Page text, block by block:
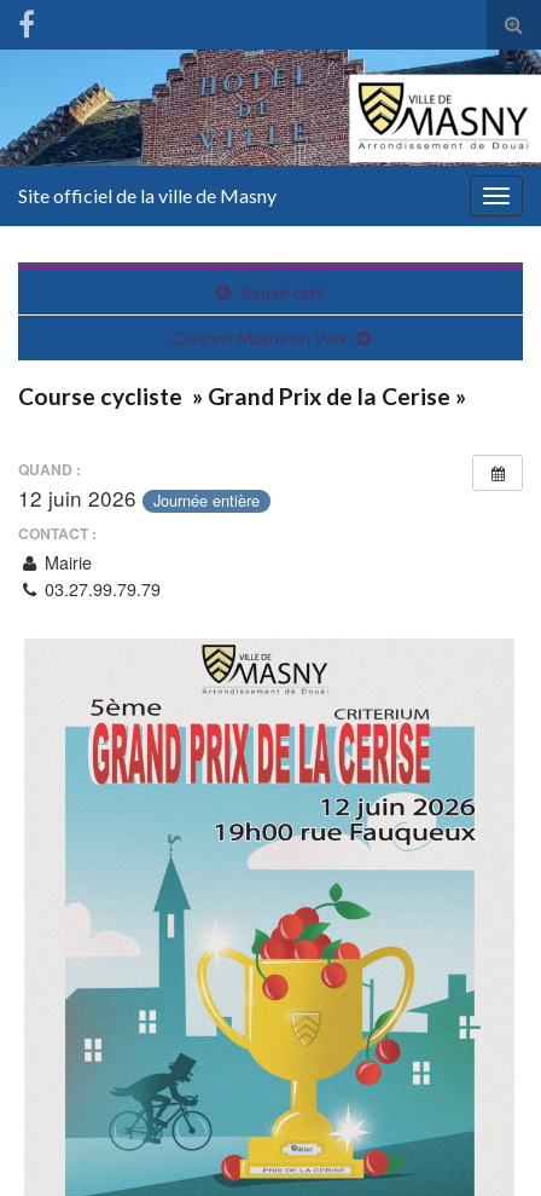
Site officiel de la ville de Masny
Repair café
Concert Masny en Voix
Course cycliste » Grand Prix de la Cerise »
QUAND :
12 juin 2026 Journée entière
CONTACT :
Mairie
03.27.99.79.79